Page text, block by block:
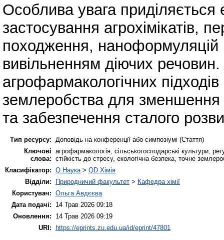
Особлива увага приділяється
застосування агрохімікатів,
походження, наноформуляцій
вивільненням діючих
агрофармакологічних
землеробства для зменшення
та забезпечення сталого
Тип ресурсу: Доповідь на конференції або симпозіумі (Стаття)
Ключові
слова:
агрофармакологія, сільськогосподарські культури,
стійкість до стресу, екологічна безпека, точне
Класифікатор: Q Наука> QD Хімія
Відділи:
Природничий факультет > Кафедра хімії
Користувач: Ольга Авдєєва
Дата подачі:
14 Трав 2026 09:18
Оновлення:
14 Трав 2026 09:19
URI:
https://eprints.zu.edu.ua/id/eprint/47801